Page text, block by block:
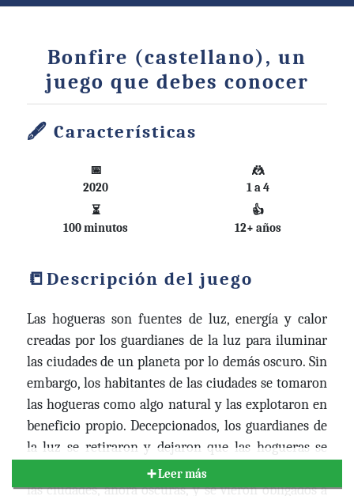
Bonfire (castellano), un
juego que debes conocer
Características
📅
2020
🤼
1 a 4
⏳
100 minutos
👍
12+ años
Descripción del juego
Las hogueras son fuentes de luz, energía y calor
creadas por los guardianes de la luz para iluminar
las ciudades de un planeta por lo demás oscuro. Sin
embargo, los habitantes de las ciudades se tomaron
las hogueras como algo natural y las explotaron en
beneficio propio. Decepcionados, los guardianes de
la luz se retiraron y dejaron que las hogueras se
extinguieran. Los ciudadanos ya no podían vivir en
las ciudades, ahora oscuras, y se vieron obligados a
➕ Leer más